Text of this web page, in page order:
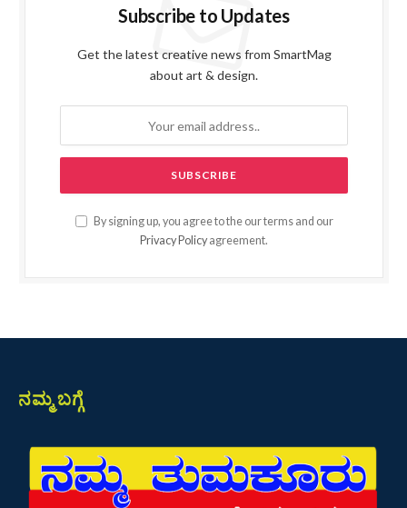
Subscribe to Updates
Get the latest creative news from SmartMag
about art & design.
By signing up, you agree to the our terms and our
Privacy Policy agreement.
ನಮ್ಮ ಬಗ್ಗೆ